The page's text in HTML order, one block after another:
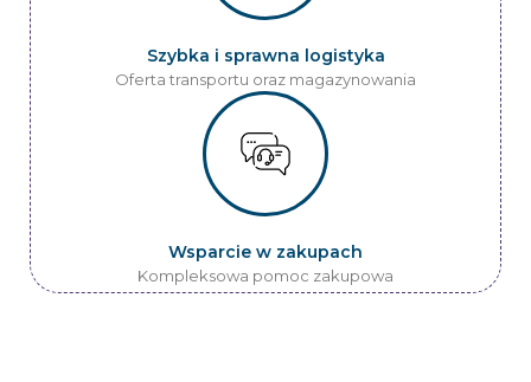
Szybka i sprawna logistyka
Oferta transportu oraz magazynowania
Wsparcie w zakupach
Kompleksowa pomoc zakupowa